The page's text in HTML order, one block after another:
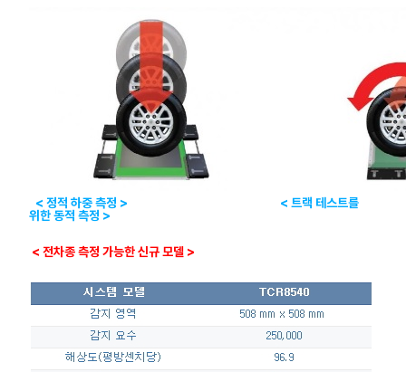
< 정적 하중 측정 > < 트랙 테스트를
위한 동적 측정 >
< 전차종 측정 가능한 신규 모델 >